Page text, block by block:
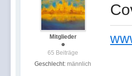
Mitglieder
65 Beiträge
Geschlecht: männlich